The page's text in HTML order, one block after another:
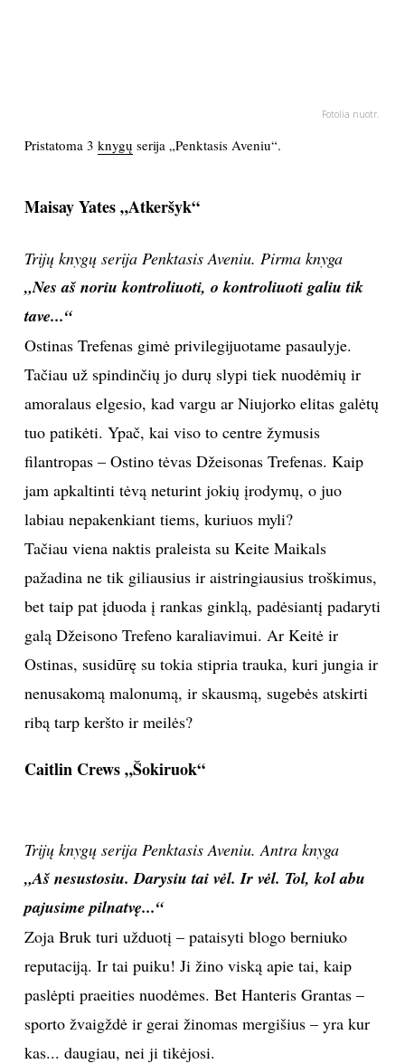
LAISVALAIKIS
MUZIKA
TEATRAS
SPORTAS
MENAS
ORAI
ĮDOMYBĖS
INTERJERAS
VIRTUVĖ
RECEPTAI
VAIKAI
Fotolia nuotr.
Pristatoma 3 knygų serija „Penktasis Aveniu“.
Maisay Yates „Atkeršyk“
Trijų knygų serija Penktasis Aveniu. Pirma knyga
„Nes aš noriu kontroliuoti, o kontroliuoti galiu tik
tave...“
Ostinas Trefenas gimė privilegijuotame pasaulyje.
Tačiau už spindinčių jo durų slypi tiek nuodėmių ir
amoralaus elgesio, kad vargu ar Niujorko elitas galėtų
tuo patikėti. Ypač, kai viso to centre žymusis
filantropas – Ostino tėvas Džeisonas Trefenas. Kaip
jam apkaltinti tėvą neturint jokių įrodymų, o juo
labiau nepakenkiant tiems, kuriuos myli?
Tačiau viena naktis praleista su Keite Maikals
pažadina ne tik giliausius ir aistringiausius troškimus,
bet taip pat įduoda į rankas ginklą, padėsiantį padaryti
galą Džeisono Trefeno karaliavimui. Ar Keitė ir
Ostinas, susidūrę su tokia stipria trauka, kuri jungia ir
nenusakomą malonumą, ir skausmą, sugebės atskirti
ribą tarp keršto ir meilės?
Caitlin Crews „Šokiruok“
Trijų knygų serija Penktasis Aveniu. Antra knyga
„Aš nesustosiu. Darysiu tai vėl. Ir vėl. Tol, kol abu
pajusime pilnatvę...“
Zoja Bruk turi užduotį – pataisyti blogo berniuko
reputaciją. Ir tai puiku! Ji žino viską apie tai, kaip
paslėpti praeities nuodėmes. Bet Hanteris Grantas –
sporto žvaigždė ir gerai žinomas mergišius – yra kur
kas... daugiau, nei ji tikėjosi.